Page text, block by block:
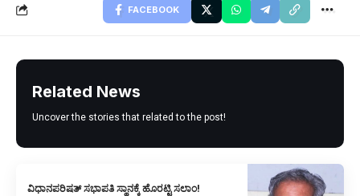
FACEBOOK
Related News
Uncover the stories that related to the post!
ವಿಧಾನಪರಿಷತ್ ಸಭಾಪತಿ ಸ್ಥಾನಕ್ಕೆ ಹೊರಟ್ಟಿ ಸಲಾಂ!